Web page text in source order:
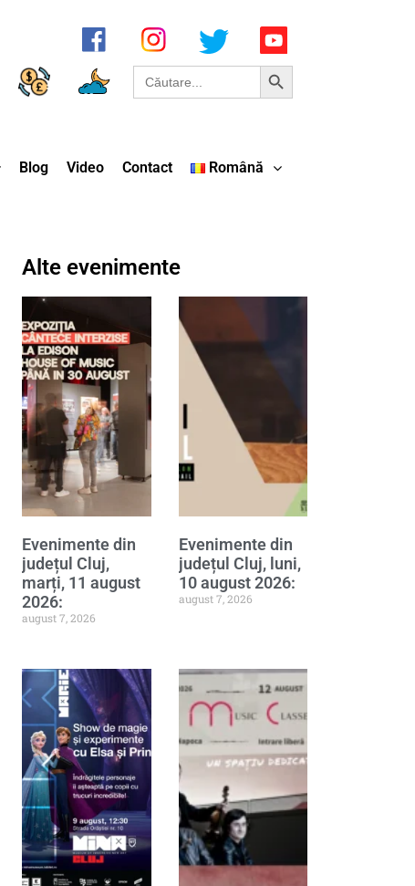
Search
for:
Search Button
Blog Video Contact Română
Alte evenimente
Evenimente din
județul Cluj,
marți, 11 august
2026:
august 7, 2026
Evenimente din
județul Cluj, luni,
10 august 2026:
august 7, 2026